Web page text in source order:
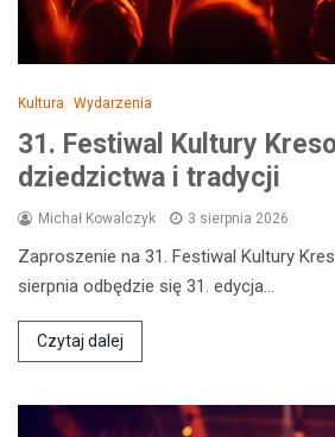
Kultura Wydarzenia
31. Festiwal Kultury
dziedzictwa i tradycji
Michał Kowalczyk 3 sierpnia 2026
Zaproszenie na 31. Festiwal Kultury
sierpnia odbędzie się 31. edycja…
Czytaj dalej